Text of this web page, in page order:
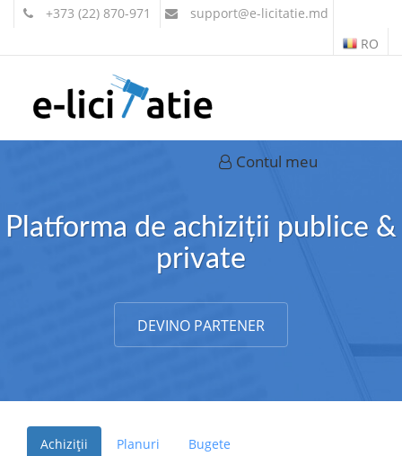
+373 (22) 870-971 support@e-licitatie.md
RO
Contul meu
Platforma de achiziții publice &
private
DEVINO PARTENER
Achiziții Planuri Bugete